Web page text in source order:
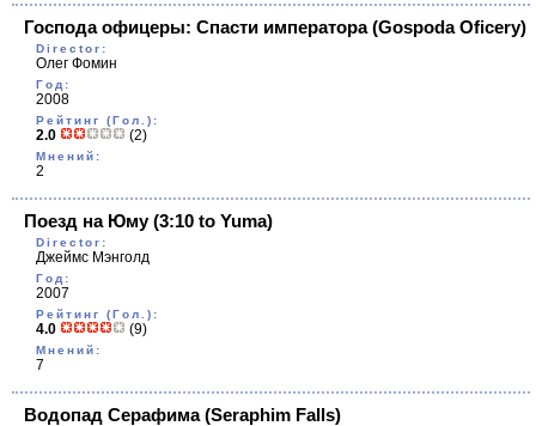
Господа офицеры: Cпасти императора(Gospoda Oficery)
Director:
Олег Фомин
Год:
2008
Рейтинг (Гол.):
2.0 (2)
Мнений:
2
Поезд на Юму(3:10 to Yuma)
Director:
Джеймс Мэнголд
Год:
2007
Рейтинг (Гол.):
4.0 (9)
Мнений:
7
Водопад Серафима(Seraphim Falls)